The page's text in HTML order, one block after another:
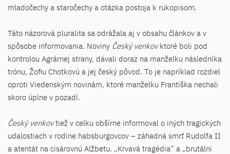
mladočechy a staročechy a otázka postoja k rukopisom.
Táto názorová pluralita sa odrážala aj v obsahu článkov a v
spôsobe informovania. Noviny Český venkovktoré boli pod
kontrolou Agrárnej strany, dávali doraz na manželku následníka
trónu, Žofiu Chotkovú a jej český pôvod. To je napríklad rozdiel
oproti Viedenským novinám, ktoré manželku Františka nechali
skoro úplne v pozadí.
Český venkovtiež v celku obšírne informoval o iných tragických
udalostiach v rodine habsburgovcov – záhadná smrť Rudolfa II
a atentát na cisárovnú Alžbetu. „Krvavá tragédia“ a „brutálni